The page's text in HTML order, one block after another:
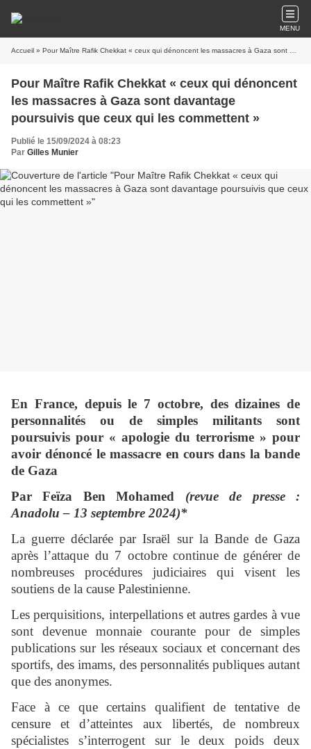
MENU
Accueil » Pour Maître Rafik Chekkat « ceux qui dénoncent les massacres à Gaza sont davantage poursuivis que ceux qui les commettent »
Pour Maître Rafik Chekkat « ceux qui dénoncent
les massacres à Gaza sont davantage
poursuivis que ceux qui les commettent »
Publié le 15/09/2024 à 08:23
Par Gilles Munier
En France, depuis le 7 octobre, des dizaines de
personnalités ou de simples militants sont
poursuivis pour « apologie du terrorisme » pour
avoir dénoncé le massacre en cours dans la bande
de Gaza
Par Feïza Ben Mohamed (revue de presse :
Anadolu – 13 septembre 2024)*
La guerre déclarée par Israël sur la Bande de Gaza
après l’attaque du 7 octobre continue de générer de
nombreuses procédures judiciaires qui visent les
soutiens de la cause Palestinienne.
Les perquisitions, interpellations et autres gardes à vue
sont devenue monnaie courante pour de simples
publications sur les réseaux sociaux et concernant des
sportifs, des imams, des personnalités publiques autant
que des anonymes.
Face à ce que certains qualifient de tentative de
censure et d’atteintes aux libertés, de nombreux
spécialistes s’interrogent sur le deux poids deux